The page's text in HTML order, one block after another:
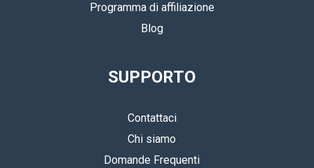
Programma di affiliazione
Blog
SUPPORTO
Contattaci
Chi siamo
Domande Frequenti